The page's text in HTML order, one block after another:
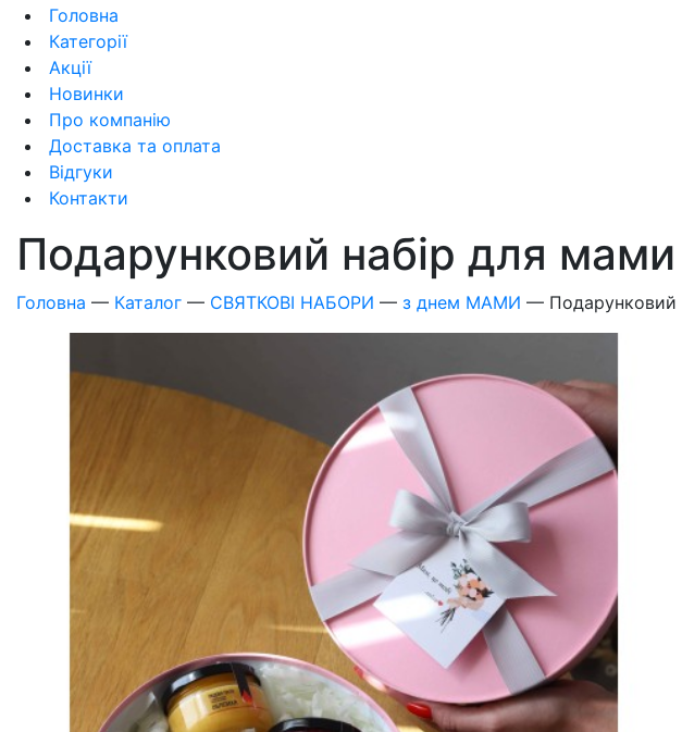
Головна
Категорії
Акції
Новинки
Про компанію
Доставка та оплата
Відгуки
Контакти
Подарунковий набір для
Головна — Каталог — СВЯТКОВІ НАБОРИ — з днем МАМИ — Подарунковий